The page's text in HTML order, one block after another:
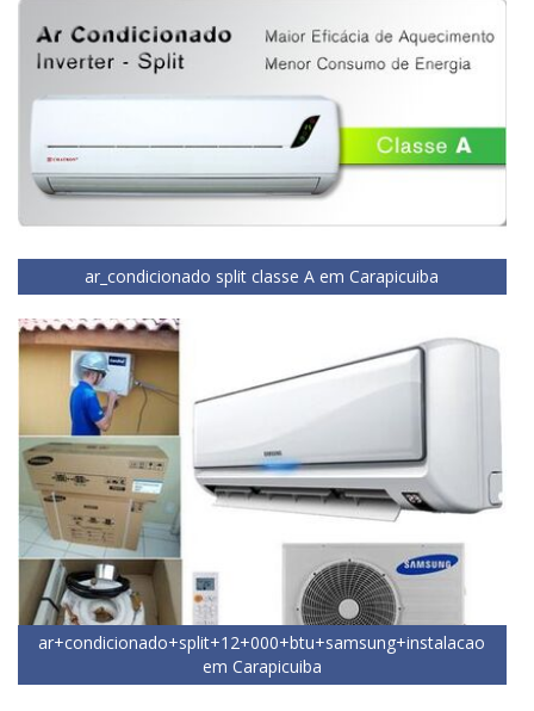
ar_condicionado split classe A em Carapicuiba
ar+condicionado+split+12+000+btu+samsung+instalacao
em Carapicuiba